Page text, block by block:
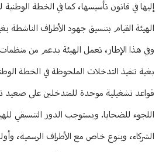
الهيئة القيام بتنسيق جهود الأطراف الناشطة
وفي هذا الإطار، تعمل الهيئة بدعم من منظمات
قواعد تشغيلية موحدة للمتدخلين على صعيد
اللجوء للضحايا. ويستوجب الدور التنسيقي
الشركاء، وبنوع خاص مع الأطراف الرسمية،